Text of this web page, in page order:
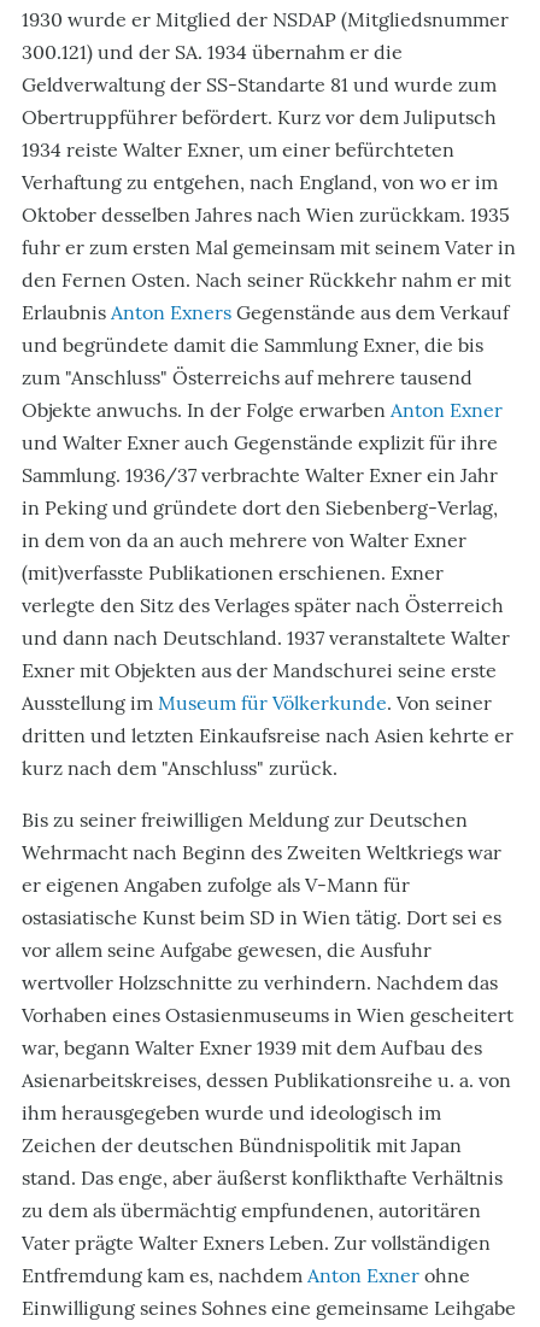
1930 wurde er Mitglied der NSDAP (Mitgliedsnummer
300.121) und der SA. 1934 übernahm er die
Geldverwaltung der SS-Standarte 81 und wurde zum
Obertruppführer befördert. Kurz vor dem Juliputsch
1934 reiste Walter Exner, um einer befürchteten
Verhaftung zu entgehen, nach England, von wo er im
Oktober desselben Jahres nach Wien zurückkam. 1935
fuhr er zum ersten Mal gemeinsam mit seinem Vater in
den Fernen Osten. Nach seiner Rückkehr nahm er mit
Erlaubnis Anton Exners Gegenstände aus dem Verkauf
und begründete damit die Sammlung Exner, die bis
zum "Anschluss" Österreichs auf mehrere tausend
Objekte anwuchs. In der Folge erwarben Anton Exner
und Walter Exner auch Gegenstände explizit für ihre
Sammlung. 1936/37 verbrachte Walter Exner ein Jahr
in Peking und gründete dort den Siebenberg-Verlag,
in dem von da an auch mehrere von Walter Exner
(mit)verfasste Publikationen erschienen. Exner
verlegte den Sitz des Verlages später nach Österreich
und dann nach Deutschland. 1937 veranstaltete Walter
Exner mit Objekten aus der Mandschurei seine erste
Ausstellung im Museum für Völkerkunde. Von seiner
dritten und letzten Einkaufsreise nach Asien kehrte er
kurz nach dem "Anschluss" zurück.
Bis zu seiner freiwilligen Meldung zur Deutschen
Wehrmacht nach Beginn des Zweiten Weltkriegs war
er eigenen Angaben zufolge als V-Mann für
ostasiatische Kunst beim SD in Wien tätig. Dort sei es
vor allem seine Aufgabe gewesen, die Ausfuhr
wertvoller Holzschnitte zu verhindern. Nachdem das
Vorhaben eines Ostasienmuseums in Wien gescheitert
war, begann Walter Exner 1939 mit dem Aufbau des
Asienarbeitskreises, dessen Publikationsreihe u. a. von
ihm herausgegeben wurde und ideologisch im
Zeichen der deutschen Bündnispolitik mit Japan
stand. Das enge, aber äußerst konflikthafte Verhältnis
zu dem als übermächtig empfundenen, autoritären
Vater prägte Walter Exners Leben. Zur vollständigen
Entfremdung kam es, nachdem Anton Exner ohne
Einwilligung seines Sohnes eine gemeinsame Leihgabe